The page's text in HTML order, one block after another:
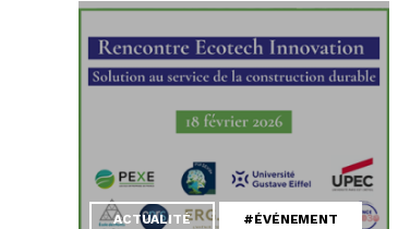
ACTUALITÉ #ÉVÉNEMENT